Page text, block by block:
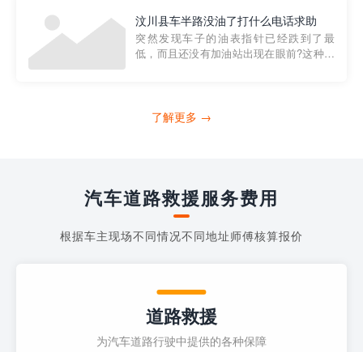
越者小程序是一款专门解决汽车没油问题
的在线服务平台。通过...
汶川县车半路没油了打什么电话求助
突然发现车子的油表指针已经跌到了最
低，而且还没有加油站出现在眼前?这种情
打4006363122请求送油人员来帮助你。
了解更多 →
汽车道路救援服务费用
根据车主现场不同情况不同地址师傅核算报价
道路救援
为汽车道路行驶中提供的各种保障